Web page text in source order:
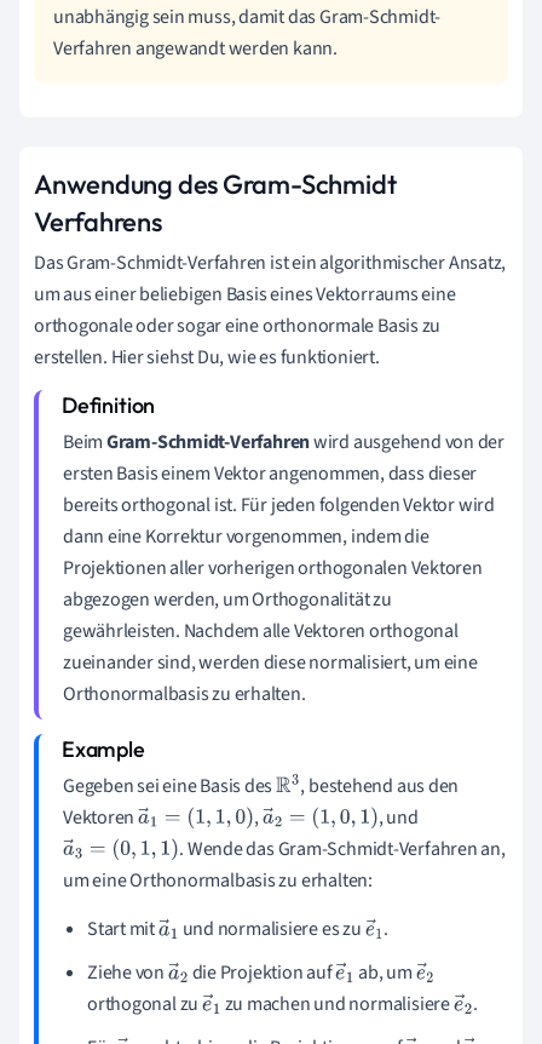
unabhängig sein muss, damit das Gram-Schmidt-
Verfahren angewandt werden kann.
Anwendung des Gram-Schmidt
Verfahrens
Das Gram-Schmidt-Verfahren ist ein algorithmischer Ansatz,
um aus einer beliebigen Basis eines Vektorraums eine
orthogonale oder sogar eine orthonormale Basis zu
erstellen. Hier siehst Du, wie es funktioniert.
BeimGram-Schmidt-Verfahrenwird ausgehend von der
ersten Basis einem Vektor angenommen, dass dieser
bereits orthogonal ist. Für jeden folgenden Vektor wird
dann eine Korrektur vorgenommen, indem die
Projektionen aller vorherigen orthogonalen Vektoren
abgezogen werden, um Orthogonalität zu
gewährleisten. Nachdem alle Vektoren orthogonal
zueinander sind, werden diese normalisiert, um eine
Orthonormalbasis zu erhalten.
Gegeben sei eine Basis desR3, bestehend aus den
Vektorena→ 1=( 1,1, 0) ,a→ 2=( 1,0,1)
, und
a→ 3=( 0,1, 1)
. Wende das Gram-Schmidt-Verfahren an,
um eine Orthonormalbasis zu erhalten:
Start mita
→
1
und normalisiere es zue
→
1
.
Ziehe vona
→
die Projektion aufe
→
ab, ume
→
orthogonal zue zu machen und normalisieree .